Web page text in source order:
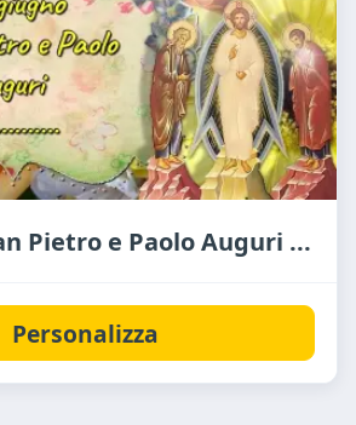
Pietro e Paolo Auguri ...
Personalizza